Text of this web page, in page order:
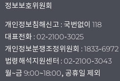
정보보호위원회
개인정보침해신고 : 국번없이 118
대표전화 : 02-2100-3025
개인정보분쟁조정위원회 : 1833-6972
법령해석지원센터 : 02-2100-3043
월~금 9:00~18:00, 공휴일 제외